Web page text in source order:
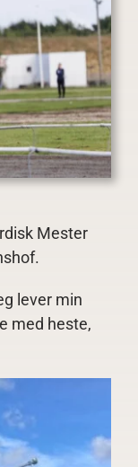
Mester
lever min
med heste,